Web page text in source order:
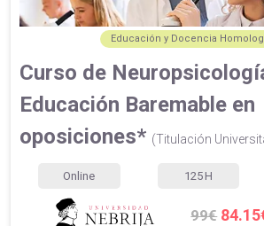
Educación y Docencia
Curso de
Educación Baremable en
oposiciones* (Titulación
Online 125 H
99€